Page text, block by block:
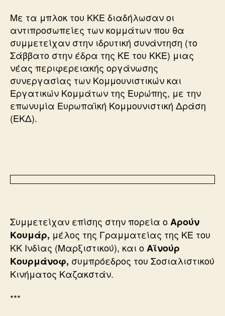
Με τα μπλοκ του ΚΚΕ διαδήλωσαν οι
αντιπροσωπείες των κομμάτων που θα
συμμετείχαν στην ιδρυτική συνάντηση (το
Σάββατο στην έδρα της ΚΕ του ΚΚΕ) μιας
νέας περιφερειακής οργάνωσης
συνεργασίας των Κομμουνιστικών και
Εργατικών Κομμάτων της Ευρώπης, με την
επωνυμία Ευρωπαϊκή Κομμουνιστική Δράση
(ΕΚΔ).
Συμμετείχαν επίσης στην πορεία οΑρούν
Κουμάρ, μέλος της Γραμματείας της ΚΕ του
ΚΚ Ινδίας (Μαρξιστικού), και οΑϊνούρ
Κουρμάνοφ, συμπρόεδρος του Σοσιαλιστικού
Κινήματος Καζακστάν.
***